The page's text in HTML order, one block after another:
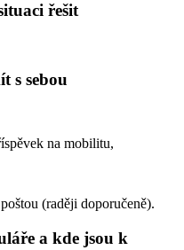
řešit
s sebou
na mobilitu,
(raději doporučeně).
a kde jsou k